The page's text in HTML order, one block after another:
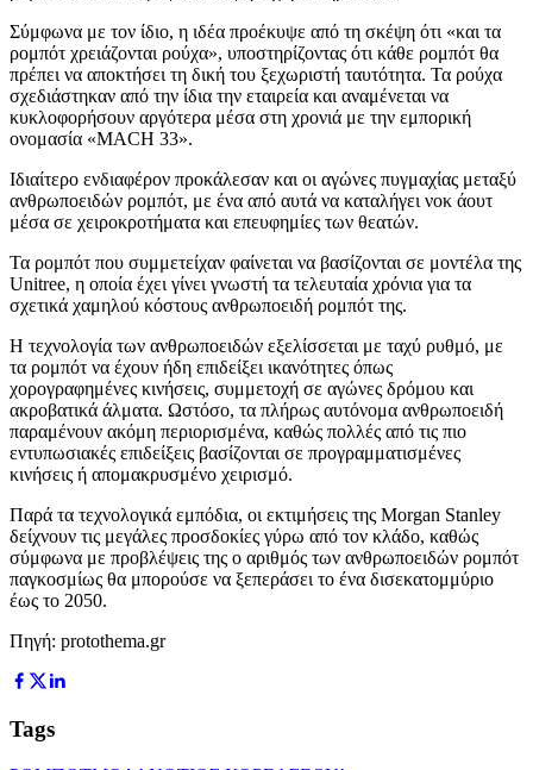
Σύμφωνα με τον ίδιο, η ιδέα προέκυψε από τη σκέψη ότι «και τα
ρομπότ χρειάζονται ρούχα», υποστηρίζοντας ότι κάθε ρομπότ θα
πρέπει να αποκτήσει τη δική του ξεχωριστή ταυτότητα. Τα ρούχα
σχεδιάστηκαν από την ίδια την εταιρεία και αναμένεται να
κυκλοφορήσουν αργότερα μέσα στη χρονιά με την εμπορική
ονομασία «MACH 33».
Ιδιαίτερο ενδιαφέρον προκάλεσαν και οι αγώνες πυγμαχίας μεταξύ
ανθρωποειδών ρομπότ, με ένα από αυτά να καταλήγει νοκ άουτ
μέσα σε χειροκροτήματα και επευφημίες των θεατών.
Τα ρομπότ που συμμετείχαν φαίνεται να βασίζονται σε μοντέλα της
Unitree, η οποία έχει γίνει γνωστή τα τελευταία χρόνια για τα
σχετικά χαμηλού κόστους ανθρωποειδή ρομπότ της.
Η τεχνολογία των ανθρωποειδών εξελίσσεται με ταχύ ρυθμό, με
τα ρομπότ να έχουν ήδη επιδείξει ικανότητες όπως
χορογραφημένες κινήσεις, συμμετοχή σε αγώνες δρόμου και
ακροβατικά άλματα. Ωστόσο, τα πλήρως αυτόνομα ανθρωποειδή
παραμένουν ακόμη περιορισμένα, καθώς πολλές από τις πιο
εντυπωσιακές επιδείξεις βασίζονται σε προγραμματισμένες
κινήσεις ή απομακρυσμένο χειρισμό.
Παρά τα τεχνολογικά εμπόδια, οι εκτιμήσεις της Morgan Stanley
δείχνουν τις μεγάλες προσδοκίες γύρω από τον κλάδο, καθώς
σύμφωνα με προβλέψεις της ο αριθμός των ανθρωποειδών ρομπότ
παγκοσμίως θα μπορούσε να ξεπεράσει το ένα δισεκατομμύριο
έως το 2050.
Πηγή: protothema.gr
Tags